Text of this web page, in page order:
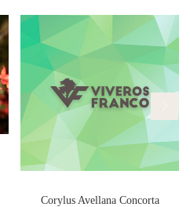
Corylus Avellana Concorta